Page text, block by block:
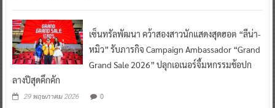
เซ็นทรัลพัฒนา คว้าสองสาวนักแสดงสุดฮอต “ลีน่า-
หมิว” รับภารกิจ Campaign Ambassador “Grand
Grand Sale 2026” ปลุกเอเนอร์จี้มหกรรมช้อปก
ลางปีสุดคึกคัก
29 พฤษภาคม 2026 0